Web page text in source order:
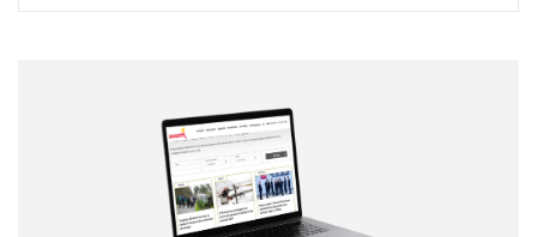
Correo electrónico